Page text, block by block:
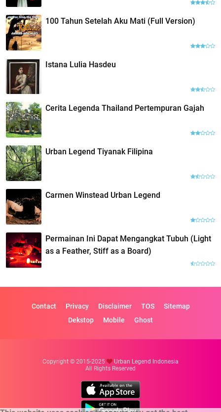
100 Tahun Setelah Aku Mati (Full Version)
Istana Lulia Hasdeu
Cerita Legenda Thailand Pertempuran Gajah
Urban Legend Tiyanak Filipina
Carmen Winstead Urban Legend
Permainan Ini Dapat Mengangkat Tubuh (Light
as a Feather, Stiff as a Board)
Contact Privacy Disclaimer TOS
Sitemap
Dekstop
Mobile Ghost
Copyright © 2015-2025
Urban Legend Indonesia
All Rights Reserved